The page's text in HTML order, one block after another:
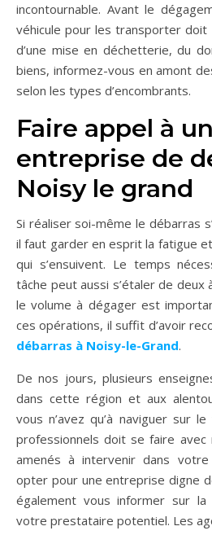
incontournable. Avant le
véhicule pour les transporter doit
d’une mise en déchetterie, du
biens, informez-vous en amont
selon les types d’encombrants.
Faire appel à
entreprise de
Noisy le grand
Si réaliser soi-même le débarras
il faut garder en esprit la fatigue
qui s’ensuivent. Le temps
tâche peut aussi s’étaler de deux
le volume à dégager est
ces opérations, il suffit d’avoir
débarras à Noisy-le-Grand.
De nos jours, plusieurs
dans cette région et aux
vous n’avez qu’à naviguer sur
professionnels doit se faire avec
amenés à intervenir dans
opter pour une entreprise digne
également vous informer sur
votre prestataire potentiel. Les